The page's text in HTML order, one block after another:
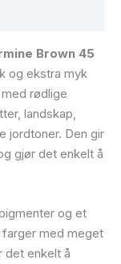
Brown 45
og ekstra myk
rødlige
landskap,
jordtoner. Den gir
gjør det enkelt å
og et
farger med meget
det enkelt å